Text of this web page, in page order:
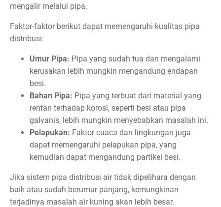
mengalir melalui pipa.
Faktor-faktor berikut dapat memengaruhi kualitas pipa
distribusi:
Umur Pipa: Pipa yang sudah tua dan mengalami
kerusakan lebih mungkin mengandung endapan
besi.
Bahan Pipa: Pipa yang terbuat dari material yang
rentan terhadap korosi, seperti besi atau pipa
galvanis, lebih mungkin menyebabkan masalah ini.
Pelapukan: Faktor cuaca dan lingkungan juga
dapat memengaruhi pelapukan pipa, yang
kemudian dapat mengandung partikel besi.
Jika sistem pipa distribusi air tidak dipelihara dengan
baik atau sudah berumur panjang, kemungkinan
terjadinya masalah air kuning akan lebih besar.